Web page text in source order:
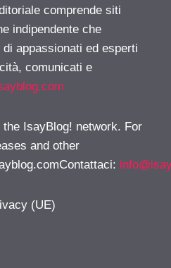
comprende siti
indipendente che
appassionati ed esperti
comunicati e
IsayBlog! network. For
and other
:
(UE)